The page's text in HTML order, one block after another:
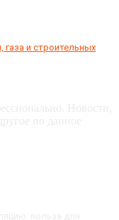
газа и строительных